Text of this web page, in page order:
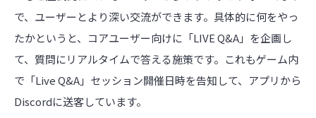
で、ユーザーとより深い交流ができます。具体的に何をやっ
たかというと、コアユーザー向けに「LIVE Q&A」を企画し
て、質問にリアルタイムで答える施策です。これもゲーム内
で「Live Q&A」セッション開催日時を告知して、アプリから
Discordに送客しています。